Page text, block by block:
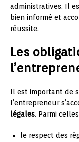
administratives. Il
bien informé et
réussite.
Les
Il est important de
l’entrepreneur
légales. Parmi
le respect des